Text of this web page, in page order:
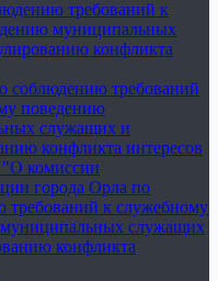
требований к
муниципальных
конфликта
соблюдению требований
поведению
служащих и
конфликта интересов
комиссии
города Орла по
требований к служебному
служащих
конфликта